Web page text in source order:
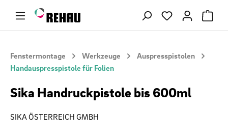
Zum Hauptinhalt springen Du hast 0
Fenstermontage Werkzeuge
Auspresspistolen
Handauspresspistole für Folien
Sika Handruckpistole bis 600ml
SIKA ÖSTERREICH GMBH